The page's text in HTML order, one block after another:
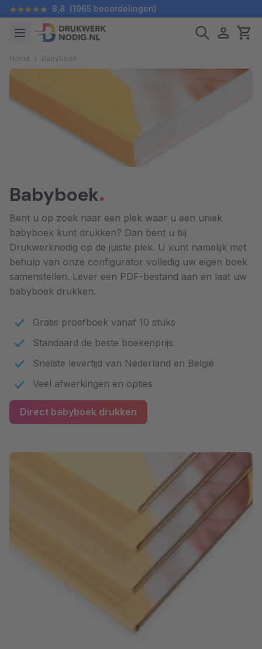
8,8 (1965 beoordelingen)
Home Babyboek
Babyboek
Bent u op zoek naar een plek waar u een uniek
babyboek kunt drukken? Dan bent u bij
Drukwerknodig op de juiste plek. U kunt namelijk met
behulp van onze configurator volledig uw eigen boek
samenstellen. Lever een PDF-bestand aan en laat uw
babyboek drukken.
Gratis proefboek vanaf 10 stuks
Standaard de beste boekenprijs
Snelste levertijd van Nederland en België
Veel afwerkingen en opties
Direct babyboek drukken